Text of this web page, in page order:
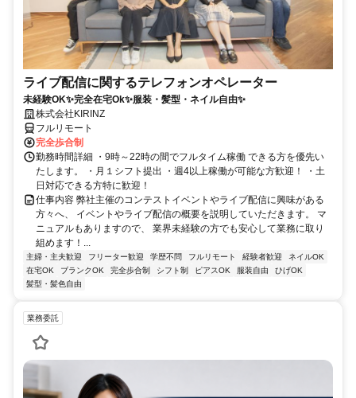
ライブ配信に関するテレフォンオペレーター
未経験OK✨完全在宅Ok✨服装・髪型・ネイル自由✨
株式会社KIRINZ
フルリモート
完全歩合制
勤務時間詳細 ・9時～22時の間でフルタイム稼働 できる方を優先い
たします。 ・月１シフト提出 ・週4以上稼働が可能な方歓迎！ ・土
日対応できる方特に歓迎！
仕事内容 弊社主催のコンテストイベントやライブ配信に興味がある
方々へ、 イベントやライブ配信の概要を説明していただきます。 マ
ニュアルもありますので、 業界未経験の方でも安心して業務に取り
組めます！...
主婦・主夫歓迎 フリーター歓迎 学歴不問 フルリモート 経験者歓迎
ネイルOK
在宅OK
ブランクOK 完全歩合制 シフト制 ピアスOK 服装自由
ひげOK
髪型・髪色自由
業務委託